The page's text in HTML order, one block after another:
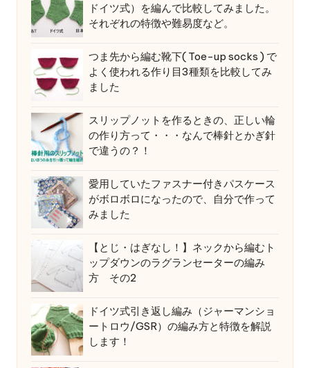
ドイツ式）を編んで比較してみました。
それぞれの特徴や難易度など。
つま先から編む靴下( Toe-up socks ) で
よく使われる作り目3種類を比較してみ
ました
スリップノットを作るときの、正しい輪
の作り方って・・・なんで棒針とかぎ針
で違うの？！
愛用していたファスナー付きパスケース
がボロボロになったので、自分で作って
みました
【とじ・はぎなし！】ネックから編むト
ップダウンのラグランセーターの編み
方 その2
ドイツ式引き返し編み（ジャーマンショ
ートロウ/GSR）の編み方と特徴を解説
します！